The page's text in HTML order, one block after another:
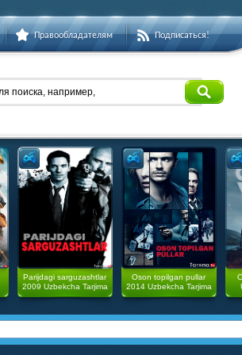
Правообладателям Подписаться!
поиска, например,
Parijdagi sarguzashtlar
2009 Uzbekcha Tarjima
Oson topilgan pullar
2014 Uzbekcha Tarjima